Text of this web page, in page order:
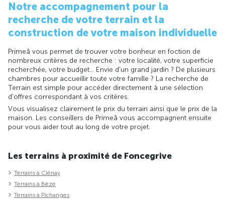
Notre accompagnement pour la
recherche de votre terrain et la
construction de votre maison individuelle
Primeâ vous permet de trouver votre bonheur en foction de
nombreux critères de recherche : votre localité, votre superficie
recherchée, votre budget... Envie d'un grand jardin ? De plusieurs
chambres pour accueillir toute votre famille ? La recherche de
Terrain est simple pour accéder directement à une sélection
d'offres correspondant à vos critères.
Vous visualisez clairement le prix du terrain ainsi que le prix de la
maison. Les conseillers de Primeâ vous accompagnent ensuite
pour vous aider tout au long de votre projet.
Les terrains à proximité de Foncegrive
Terrains à Clénay
Terrains à Bèze
Terrains à Pichanges